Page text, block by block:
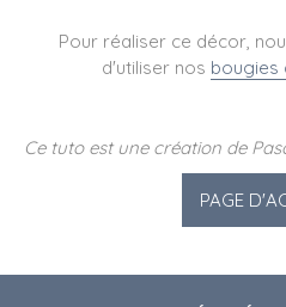
Pour réaliser ce décor,
d'utiliser nos bougies
Ce tuto est une création de